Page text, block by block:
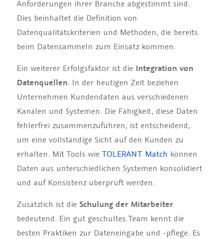
Anforderungen ihrer Branche abgestimmt sind.
Dies beinhaltet die Definition von
Datenqualitätskriterien und Methoden, die bereits
beim Datensammeln zum Einsatz kommen.
Ein weiterer Erfolgsfaktor ist die Integration von
Datenquellen. In der heutigen Zeit beziehen
Unternehmen Kundendaten aus verschiedenen
Kanälen und Systemen. Die Fähigkeit, diese Daten
fehlerfrei zusammenzuführen, ist entscheidend,
um eine vollständige Sicht auf den Kunden zu
erhalten. Mit Tools wie TOLERANT Match können
Daten aus unterschiedlichen Systemen konsolidiert
und auf Konsistenz überprüft werden.
Zusätzlich ist die Schulung der Mitarbeiter
bedeutend. Ein gut geschultes Team kennt die
besten Praktiken zur Dateneingabe und -pflege. Es